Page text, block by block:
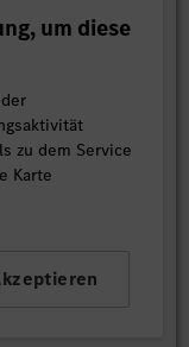
um diese
zu dem Service
Karte